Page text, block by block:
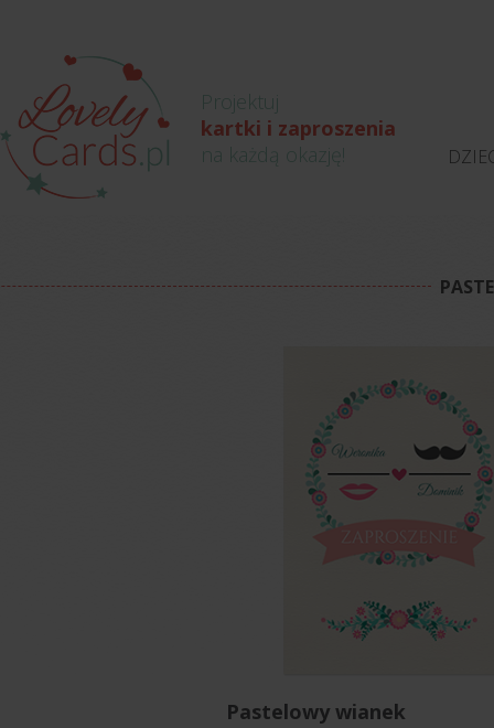
Projektuj
kartki i zaproszenia
na każdą okazję!
Pastelowy wianek